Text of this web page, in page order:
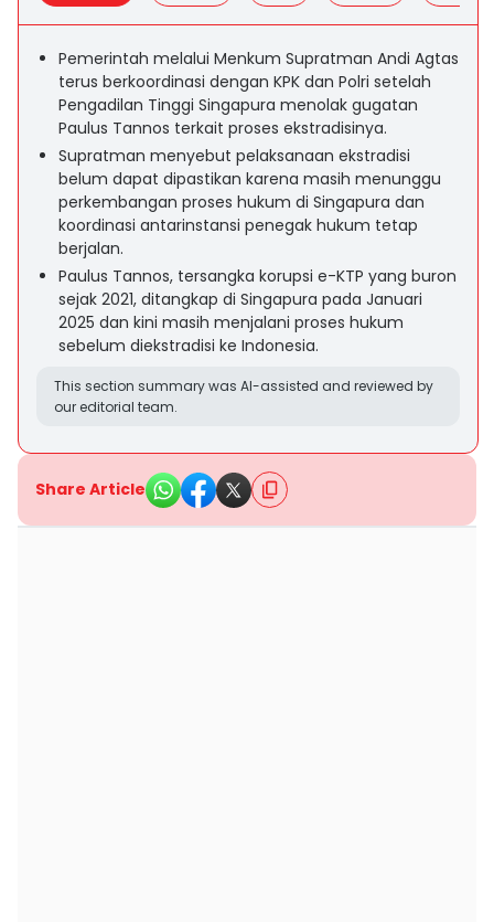
Pemerintah melalui Menkum Supratman Andi Agtas
terus berkoordinasi dengan KPK dan Polri setelah
Pengadilan Tinggi Singapura menolak gugatan
Paulus Tannos terkait proses ekstradisinya.
Supratman menyebut pelaksanaan ekstradisi
belum dapat dipastikan karena masih menunggu
perkembangan proses hukum di Singapura dan
koordinasi antarinstansi penegak hukum tetap
berjalan.
Paulus Tannos, tersangka korupsi e-KTP yang buron
sejak 2021, ditangkap di Singapura pada Januari
2025 dan kini masih menjalani proses hukum
sebelum diekstradisi ke Indonesia.
This section summary was AI-assisted and reviewed by
our editorial team.
Share Article